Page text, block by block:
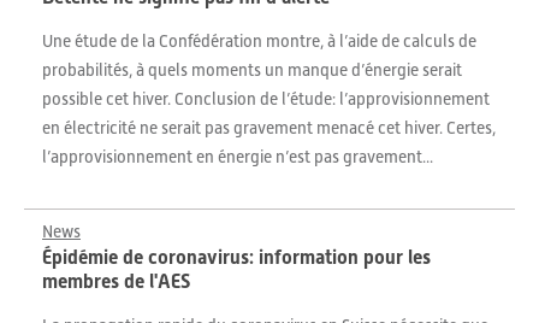
Une étude de la Confédération montre, à l’aide de calculs de
probabilités, à quels moments un manque d’énergie serait
possible cet hiver. Conclusion de l’étude: l’approvisionnement
en électricité ne serait pas gravement menacé cet hiver. Certes,
l’approvisionnement en énergie n’est pas gravement...
News
Épidémie de coronavirus: information pour les
membres de l'AES